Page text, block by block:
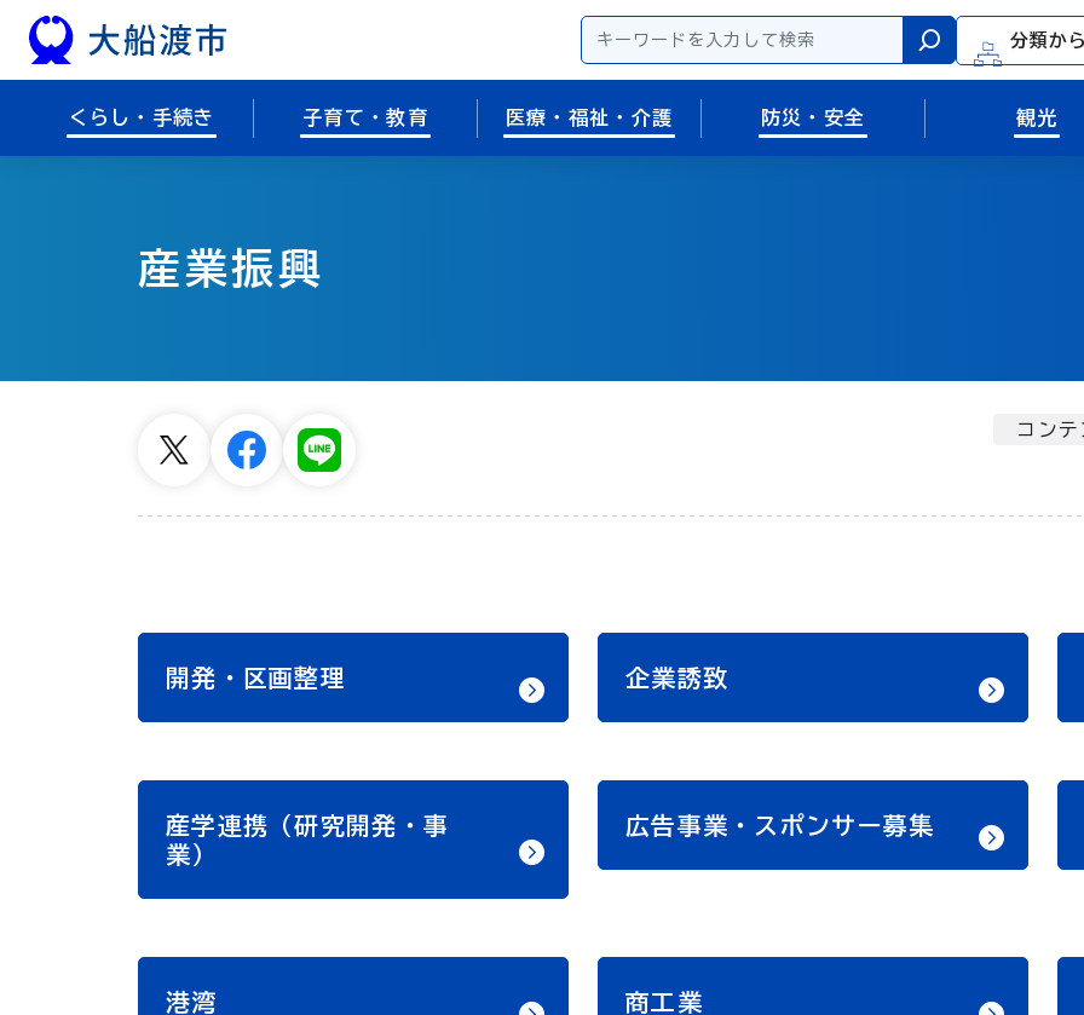
本文へスキップ
検索
分類か
くらし・手続き 子育て・教育 医療・福祉・介護 防災・安全 観光
産業振興
コン
開発・区画整理 企業誘致
産学連携（研究開発・事
業）
広告事業・スポンサー募集
港湾 商工業